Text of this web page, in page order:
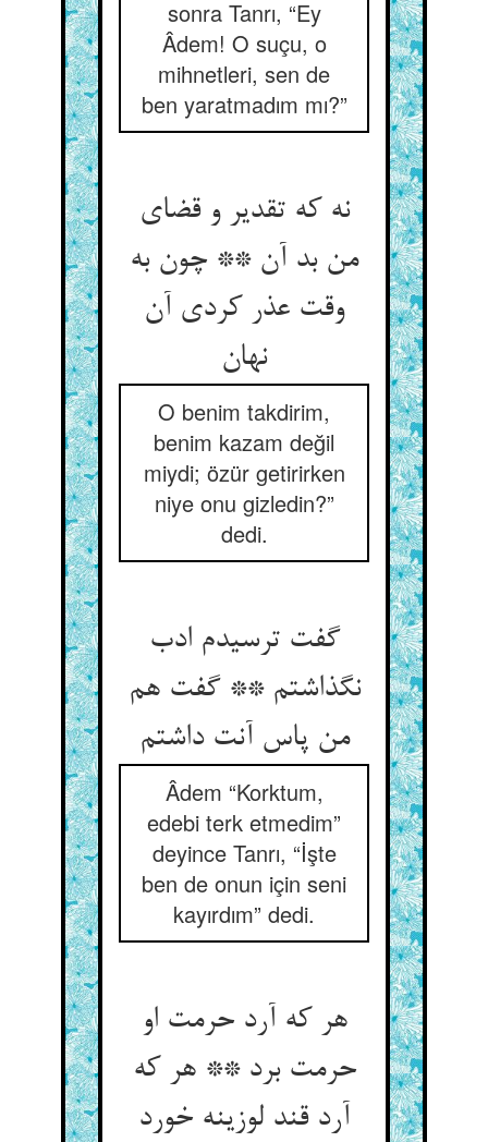
sonra Tanrı, “Ey
Âdem! O suçu, o
mihnetleri, sen de
ben yaratmadım mı?”
نه که تقدیر و قضای
من بد آن ** چون به
وقت عذر کردی آن
O benim takdirim,
benim kazam değil
miydi; özür getirirken
niye onu gizledin?”
dedi.
گفت ترسیدم ادب
نگذاشتم ** گفت هم
من پاس آنت داشتم‌‌
Âdem “Korktum,
edebi terk etmedim”
deyince Tanrı, “İşte
ben de onun için seni
kayırdım” dedi.
هر که آرد حرمت او
حرمت برد ** هر که
آرد قند لوزینه خورد